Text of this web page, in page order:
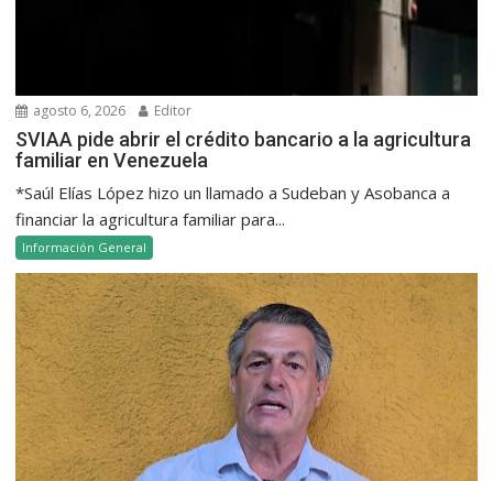
agosto 6, 2026 Editor
SVIAA pide abrir el crédito bancario a la agricultura
familiar en Venezuela
*Saúl Elías López hizo un llamado a Sudeban y Asobanca a
financiar la agricultura familiar para...
Información General